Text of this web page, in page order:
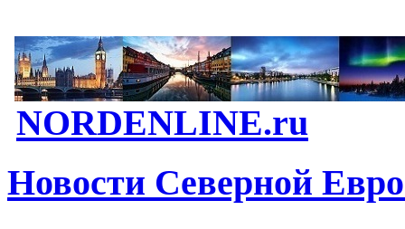
NORDENLINE.ru
Новости Северной